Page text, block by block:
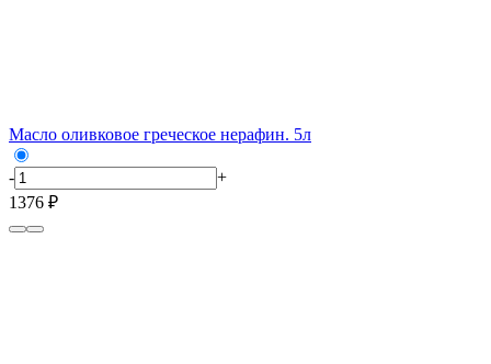
Масло оливковое греческое нерафин. 5л
-
+
1376 ₽